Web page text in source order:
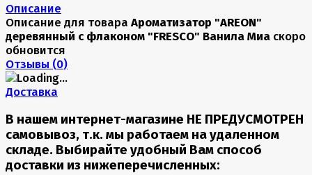
Описание
Описание для товара Ароматизатор "AREON"
деревянный с флаконом "FRESCO" Ванила Миа скоро
обновится
Отзывы (0)
Доставка
В нашем интернет-магазине НЕ ПРЕДУСМОТРЕН
самовывоз, т.к. мы работаем на удаленном
складе. Выбирайте удобный Вам способ
доставки из нижеперечисленных: